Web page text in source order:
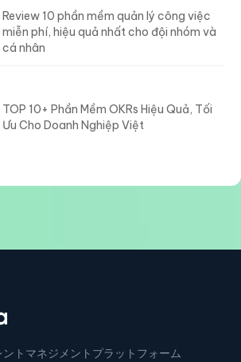
Review 10 phần mềm quản lý công việc
miễn phí, hiệu quả nhất cho đội nhóm và
cá nhân
TOP 10+ Phần Mềm OKRs Hiệu Quả, Tối
Ưu Cho Doanh Nghiệp Việt
トマネジメントプラットフォーム